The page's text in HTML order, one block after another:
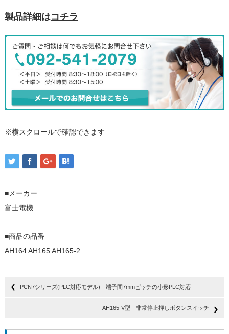
製品詳細はコチラ
※横スクロールで確認できます
■メーカー
富士電機
■商品の品番
AH164 AH165 AH165-2
PCN7シリーズ(PLC対応モデル) 端子間7mmピッチの小形PLC対応
AH165-V型 非常停止押しボタンスイッチ